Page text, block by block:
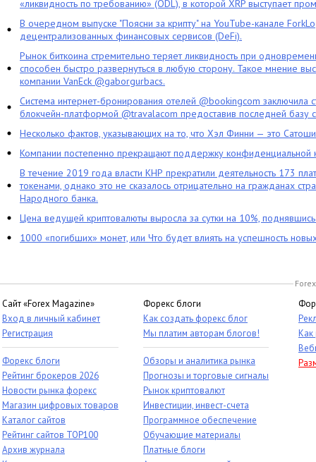
«ликвидность по требованию» (ODL), в которой XRP выступает
В очередном выпуске "Поясни за крипту" на YouTube-канале
децентрализованных финансовых сервисов (DeFi).
Рынок биткоина стремительно теряет ликвидность при
способен быстро развернуться в любую сторону. Такое мнение
компании VanEck @gaborgurbacs.
Система интернет-бронирования отелей @bookingcom заключила
блокчейн-платформой @travalacom предоставив последней базу
Несколько фактов, указывающих на то, что Хэл Финни — это
Компании постепенно прекращают поддержку конфиденциальной
В течение 2019 года власти КНР прекратили деятельность 173
токенами, однако это не сказалось отрицательно на гражданах
Народного банка.
Цена ведущей криптовалюты выросла за сутки на 10%,
1000 «погибших» монет, или Что будет влиять на успешность
Сайт «Forex Magazine»
Вход в личный кабинет
Регистрация
Форекс блоги
Рейтинг брокеров 2026
Новости рынка форекс
Магазин цифровых товаров
Каталог сайтов
Рейтинг сайтов TOP100
Архив журнала
Форекс блоги
Как создать форекс блог
Мы платим авторам блогов!
Обзоры и аналитика рынка
Прогнозы и торговые сигналы
Рынок криптовалют
Инвестиции, инвест-счета
Программное обеспечение
Обучающие материалы
Платные блоги
Как